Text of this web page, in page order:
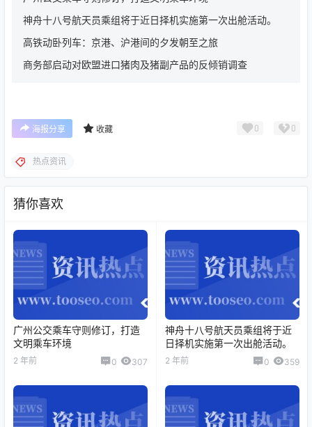
神舟十八号航天员乘组将于近日择机实施第一次出舱活动。
高铁动卧列车：京港、沪港间的夕发朝至之旅
商务部启动对欧盟进口猪肉及猪副产品的反倾销调查
海报分享 收藏 0 0
热点资讯
猜你喜欢
广州公交乘车守则修订，打造
文明乘车环境
2 年前 0 307
神舟十八号航天员乘组将于近
日择机实施第一次出舱活动。
2 年前 0 359